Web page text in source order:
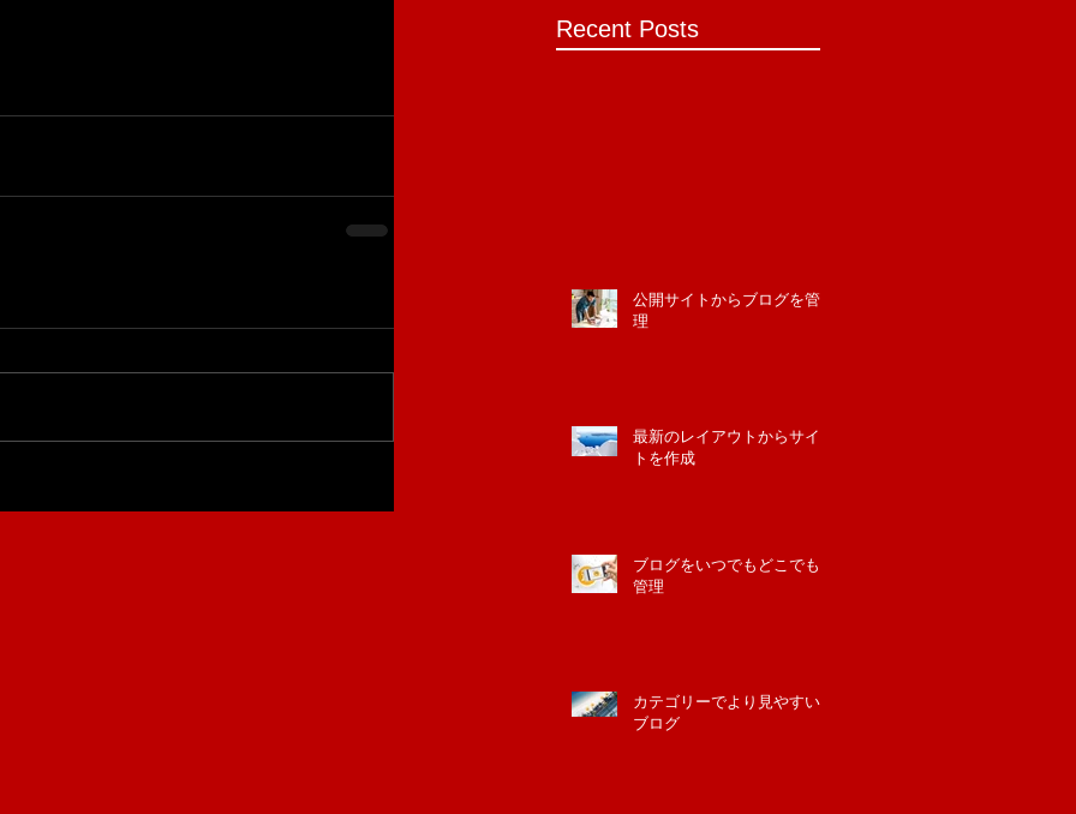
Recent Posts
公開サイトからブログを管
理
最新のレイアウトからサイ
トを作成
ブログをいつでもどこでも
管理
カテゴリーでより見やすい
ブログ